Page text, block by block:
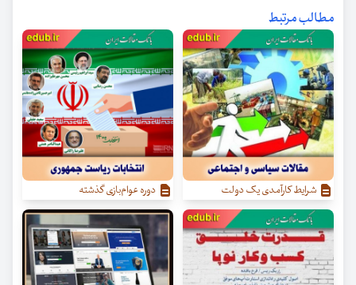
مطالب مرتبط
شرایط کارآمدی یک دولت دوره عوام‌بازی گذشته